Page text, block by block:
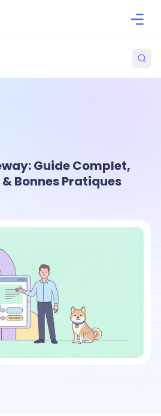
Guide Complet,
Bonnes Pratiques